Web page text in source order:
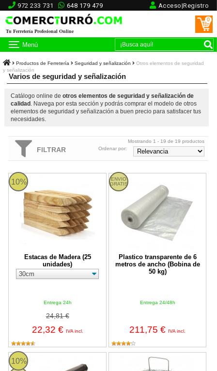
972 233 731 648 179 479 Acceso|Registro
Tu Ferretería Profesional Online
0
Menú
Productos de Ferretería Seguridad y señalización
Otros elementos de seguridad
y señalización
Varios de seguridad y señalización
Catálogo online de otros elementos de seguridad y señalización de
calidad . Navega por esta sección y podrás comprar el modelo de otros
elementos de seguridad y señalización a buen precio para satisfacer tus
necesidades.
FILTRAR
Mostrando 1 - 19 de 19 productos
Ordenar por:
10%
Estacas de Madera (25
unidades)
Entrega 24h
24,81 €
22,32 € IVA incl.
Estacas de Madera (25 unidades)ENVIO
GRATIS
Plastico transparente de 6
metros de ancho (Bobina de
50 kg)
Entrega 24/48h
211,75 € IVA incl.
Plastico transparente de 6
10%
Plastico negro de 6 metros de ancho (Bobina de 50 kg)
Alambre de espino galvanizado